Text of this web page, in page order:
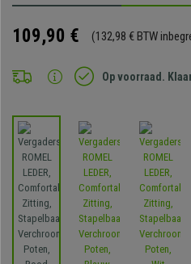
109,90 € (132,98 € BTW
Op voorraad.